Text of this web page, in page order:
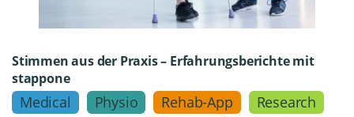
Stimmen aus der Praxis – Erfahrungsberichte mit
stappone
Medical Physio Rehab-App Research